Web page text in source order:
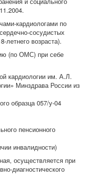
кардиологами по
сосудистых
летнего возраста).
(по ОМС) при себе
кардиологии им. А.Л.
Минздрава России из
образца 057/у-04
пенсионного
инвалидности)
осуществляется при
диагностического